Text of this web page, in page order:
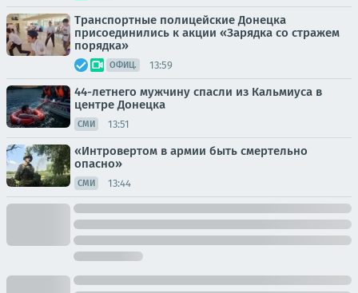
Транспортные полицейские Донецка
присоединились к акции «Зарядка со стражем
порядка»
ОФИЦ. 13:59
44-летнего мужчину спасли из Кальмиуса в
центре Донецка
СМИ 13:51
«Интровертом в армии быть смертельно
опасно»
СМИ 13:44